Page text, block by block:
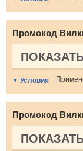
Промокод
Условия
Промокод